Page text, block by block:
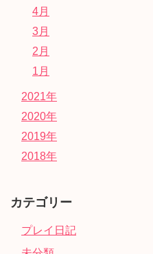
4月
3月
2月
1月
2021年
2020年
2019年
2018年
カテゴリー
プレイ日記